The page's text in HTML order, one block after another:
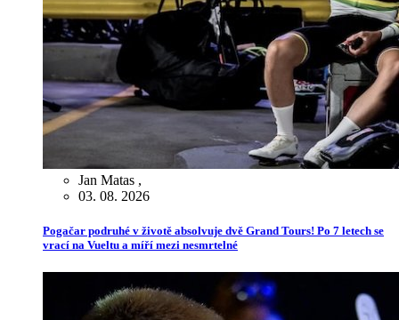
Jan Matas ,
03. 08. 2026
Pogačar podruhé v životě absolvuje dvě Grand Tours! Po 7 letech se
vrací na Vueltu a míří mezi nesmrtelné